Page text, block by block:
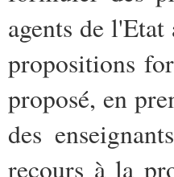
agents de
propositions
proposé, en
des
recours à la